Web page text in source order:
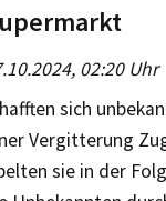
02:20 Uhr
sich
Vergitterung
sie in der